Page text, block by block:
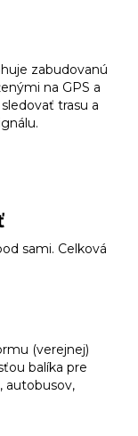
zabudovanú
na GPS a
trasu a
sami. Celková
(verejnej)
balíka pre
autobusov,